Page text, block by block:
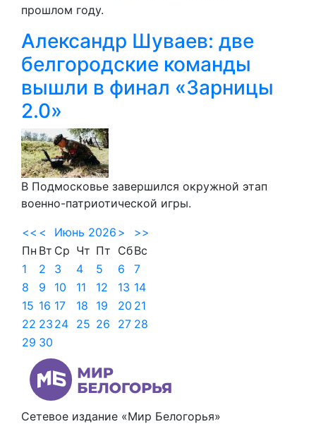
прошлом году.
Александр Шуваев: две
белгородские команды
вышли в финал «Зарницы
2.0»
В Подмосковье завершился окружной этап
военно-патриотической игры.
<< < Июнь 2026 >
>>
Пн Вт Ср Чт Пт СбВс
1
2 3 4 5 6
7
8
9 10 11 12 13 14
15 16 17 18 19 20 21
22 23 24 25 26 27 28
29 30
Сетевое издание «Мир Белогорья»